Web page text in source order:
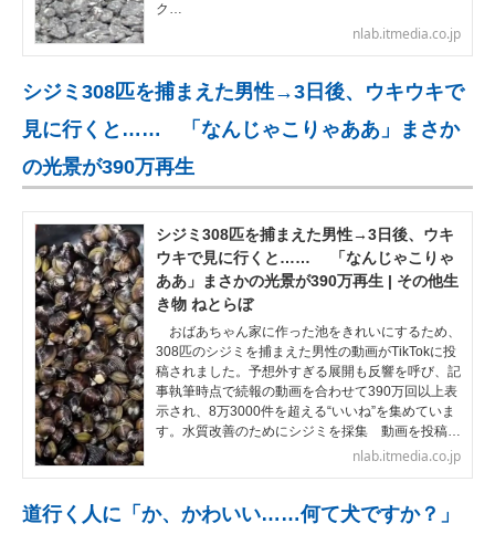
ク…
nlab.itmedia.co.jp
シジミ308匹を捕まえた男性→3日後、ウキウキで
見に行くと…… 「なんじゃこりゃああ」まさか
の光景が390万再生
シジミ308匹を捕まえた男性→3日後、ウキ
ウキで見に行くと…… 「なんじゃこりゃ
ああ」まさかの光景が390万再生 | その他生
き物 ねとらぼ
おばあちゃん家に作った池をきれいにするため、
308匹のシジミを捕まえた男性の動画がTikTokに投
稿されました。予想外すぎる展開も反響を呼び、記
事執筆時点で続報の動画を合わせて390万回以上表
示され、8万3000件を超える“いいね”を集めていま
す。水質改善のためにシジミを採集 動画を投稿…
nlab.itmedia.co.jp
道行く人に「か、かわいい……何て犬ですか？」